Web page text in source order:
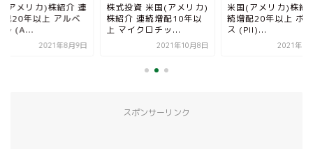
(アメリカ)株紹介 連
配20年以上 アルベ
ル (A...
2021年8月9日
株式投資 米国(アメリカ)
株紹介 連続増配10年以
上 マイクロチッ...
2021年10月8日
米国(アメリカ)株紹
続増配20年以上 ポ
ス (PII)...
2021年8
スポンサーリンク